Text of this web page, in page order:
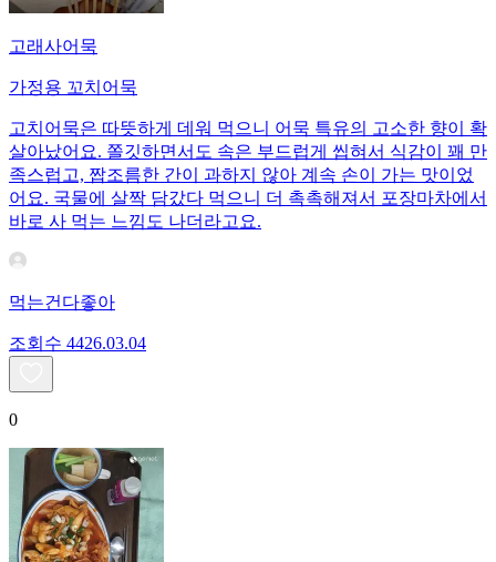
고래사어묵
가정용 꼬치어묵
고치어묵은 따뜻하게 데워 먹으니 어묵 특유의 고소한 향이 확
살아났어요. 쫄깃하면서도 속은 부드럽게 씹혀서 식감이 꽤 만
족스럽고, 짭조름한 간이 과하지 않아 계속 손이 가는 맛이었
어요. 국물에 살짝 담갔다 먹으니 더 촉촉해져서 포장마차에서
바로 사 먹는 느낌도 나더라고요.
먹는건다좋아
조회수 4426.03.04
0